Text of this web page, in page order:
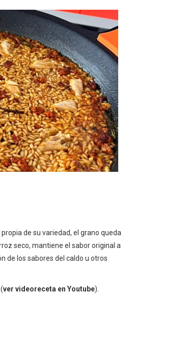
de su variedad, el grano queda
seco, mantiene el sabor original a
de los sabores del caldo u otros
ver videoreceta en Youtube).